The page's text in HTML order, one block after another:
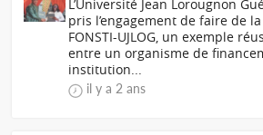
L’Université Jean Lorougnon
pris l’engagement de faire de
FONSTI-UJLOG, un exemple
entre un organisme de
institution...
il y a 2 ans